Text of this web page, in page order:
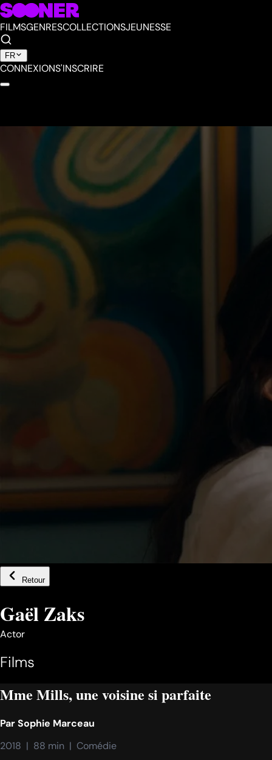
FILMSGENRESCOLLECTIONSJEUNESSE
FR
CONNEXIONS'INSCRIRE
Retour
Gaël Zaks
Actor
Films
Mme Mills, une voisine si parfaite
ParSophie Marceau
2018  |  88 min  |  Comédie